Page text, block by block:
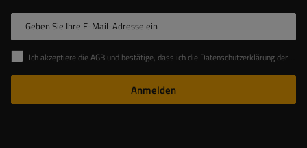
Geben Sie Ihre E-Mail-Adresse ein
Ich akzeptiere die AGB und bestätige, dass ich die Datenschutzerklärung der Website zur Kenntnis genommen habe
Anmelden